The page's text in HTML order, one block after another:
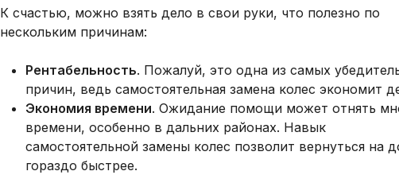
К счастью, можно взять дело в свои руки, что полезно по
нескольким причинам:
Рентабельность. Пожалуй, это одна из самых
причин, ведь самостоятельная замена колес экономит
Экономия времени. Ожидание помощи может отнять
времени, особенно в дальних районах. Навык
самостоятельной замены колес позволит вернуться на
гораздо быстрее.